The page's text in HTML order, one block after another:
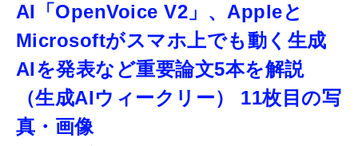
ガジェット
ゲーム
AI「OpenVoice V2」、Appleと
Microsoftがスマホ上でも動く生成
AIを発表など重要論文5本を解説
（生成AIウィークリー） 11枚目の写
真・画像